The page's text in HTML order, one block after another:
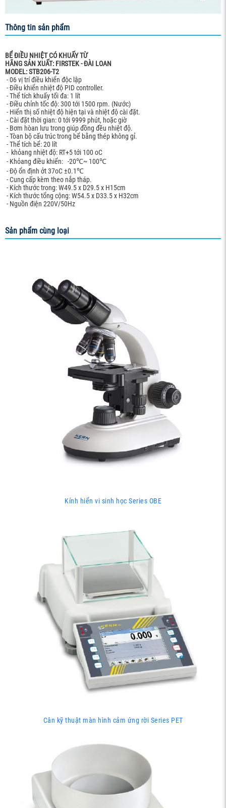
Thông tin sản phẩm
BỂ ĐIỀU NHIỆT CÓ KHUẤY TỪ
HÃNG SẢN XUẤT: FIRSTEK - ĐÀI LOAN
MODEL: STB206-T2
- 06 vị trí điều khiển độc lập
- Điều khiển nhiệt độ PID controller.
- Thể tích khuấy tối đa: 1 lít
- Điều chỉnh tốc độ: 300 tới 1500 rpm. (Nước)
- Hiển thị số nhiệt độ hiện tại và nhiệt độ cài đặt.
- Cài đặt thời gian: 0 tới 9999 phút, hoặc giờ
- Bơm hòan lưu trong giúp đồng đều nhiệt độ.
- Tòan bộ cấu trúc trong bể bằng thép không gỉ.
- Thể tích bể: 20 lít
- khỏang nhiệt độ: RT+5 tới 100 oC
- Khỏang điều khiển: -20℃~ 100℃
- Độ ổn định ởt 37oC ±0.1℃
- Cung cấp kèm theo nắp tháp.
- Kích thước trong: W49.5 x D29.5 x H15cm
- Kích thước tổng cộng: W54.5 x D33.5 x H32cm
- Nguồn điện 220V/50Hz
Sản phẩm cùng loại
Kính hiển vi sinh học Series OBE
Cân kỹ thuật màn hình cảm ứng rời Series PET